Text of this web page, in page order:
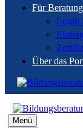
Für
Login
Über das
Menü